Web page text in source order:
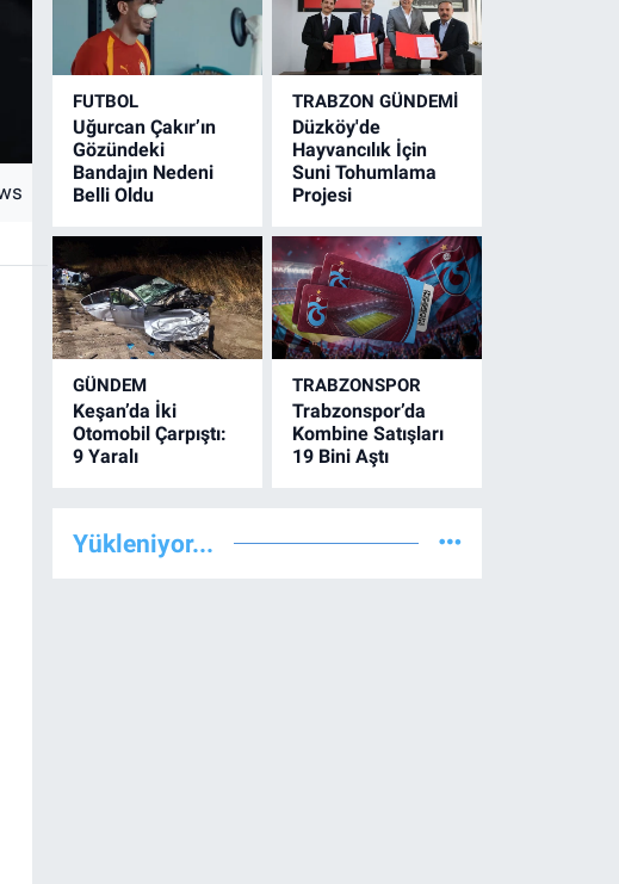
FUTBOL
Uğurcan Çakır’ın
Gözündeki
Bandajın Nedeni
Belli Oldu
TRABZON GÜNDEMİ
Düzköy'de
Hayvancılık İçin
Suni Tohumlama
Projesi
GÜNDEM
Keşan’da İki
Otomobil Çarpıştı:
9 Yaralı
TRABZONSPOR
Trabzonspor’da
Kombine Satışları
19 Bini Aştı
Yükleniyor...